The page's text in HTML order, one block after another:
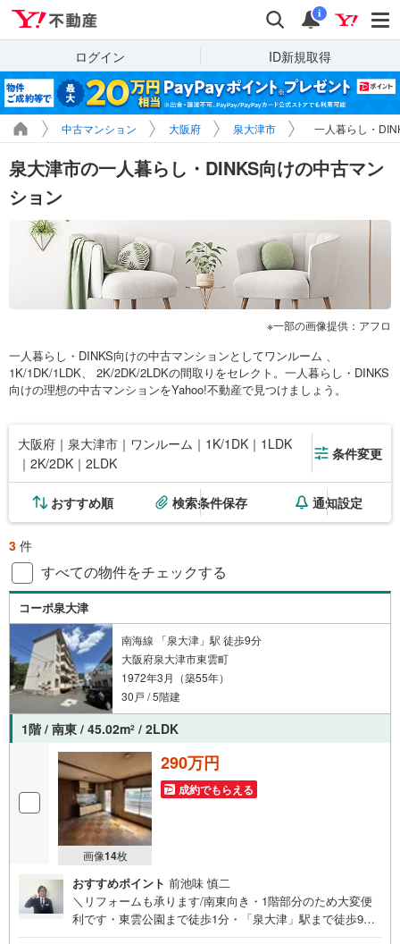
検索 通知
i
ログイン ID新規取得
中古マンション 大阪府 泉大津市 一人暮らし・
泉大津市の一人暮らし・DINKS向けの中古マン
ション
一部の画像提供：アフロ
一人暮らし・DINKS向けの中古マンションとしてワンルーム 、
1K/1DK/1LDK、 2K/2DK/2LDKの間取りをセレクト。一人暮らし・DINKS
向けの理想の中古マンションをYahoo!不動産で見つけましょう。
大阪府｜泉大津市｜ワンルーム｜1K/1DK｜1LDK
｜2K/2DK｜2LDK
条件変更
おすすめ順 検索条件保存 通知設定
3 件
すべての物件をチェックする
コーポ泉大津
南海線 「泉大津」駅 徒歩9分
大阪府泉大津市東雲町
1972年3月（築55年）
30戸 / 5階建
1階 / 南東 / 45.02m2 / 2LDK
画像14枚
290万円
成約でもらえる
おすすめポイント 前池味 慎二
＼リフォームも承ります/南東向き・1階部分のため大変便
利です・東雲公園まで徒歩1分・「泉大津」駅まで徒歩9